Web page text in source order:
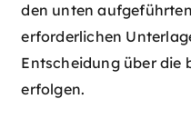
den unten
erforderlichen
Entscheidung über die
erfolgen.